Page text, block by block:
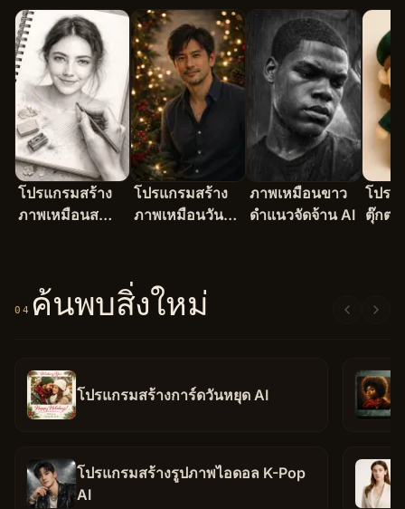
โปรแกรมสร้าง
ภาพเหมือนส
โปรแกรมสร้าง
ภาพเหมือนวัน
ภาพเหมือนขาว
ดำแนวจัดจ้าน AI
โปรแ
ตุ๊กตา
04 ค้นพบสิ่งใหม่
โปรแกรมสร้างการ์ดวันหยุด AI
โปรแกรมสร้างรูปภาพไอดอล K-Pop
AI